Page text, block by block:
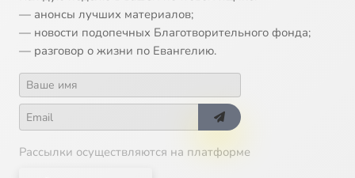
— анонсы лучших материалов;
— новости подопечных Благотворительного фонда;
— разговор о жизни по Евангелию.
Рассылки осуществляются на платформе